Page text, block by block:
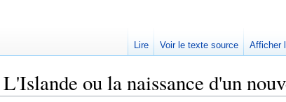
ou la naissance d'un
Lire Voir le texte source Afficher